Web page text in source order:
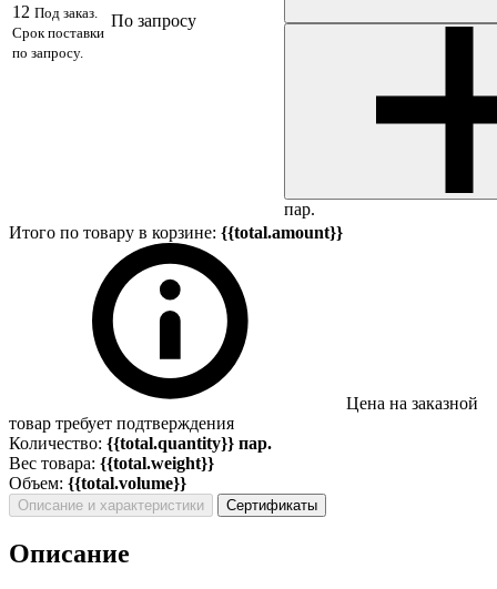
12 Под заказ.
Срок поставки
по запросу.
По запросу
пар.
Итого по товару в корзине: {{total.amount}}
Цена на заказной
товар требует подтверждения
Количество: {{total.quantity}} пар.
Вес товара: {{total.weight}}
Объем: {{total.volume}}
Описание и характеристики Сертификаты
Описание